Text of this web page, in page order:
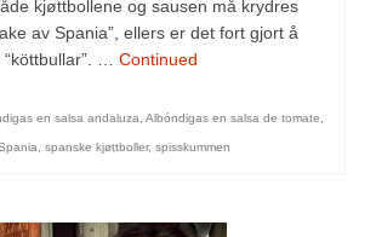
pikant
kjøttbollene og sausen må krydres
av Spania”, ellers er det fort gjort å
… Continued
en salsa andaluza Albóndigas en salsa de tomate
spanske kjøttboller, spisskummen